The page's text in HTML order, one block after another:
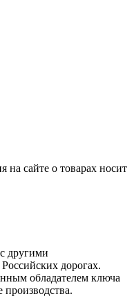
на сайте о товарах носит
другими
дорогах.
обладателем ключа
производства.